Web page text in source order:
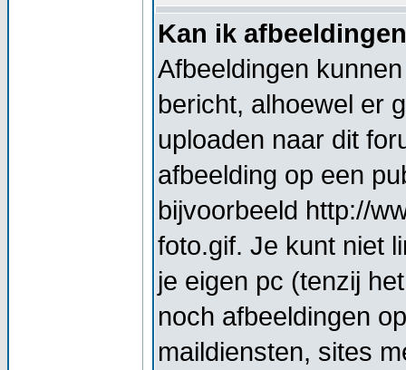
Kan ik
Afbeeldingen
bericht, alhoewel er
uploaden naar dit
afbeelding op een
bijvoorbeeld http://
foto.gif. Je kunt niet
je eigen pc (tenzij
noch afbeeldingen
maildiensten, sites